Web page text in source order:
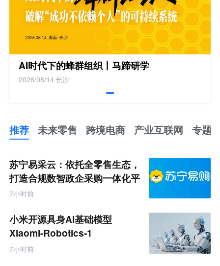
AI时代下的蜂群组织丨马蹄研学
2026/08/14长沙
推荐 未来零售 跨境电商 产业互联网 专题
未
来
零
售
跨
境
商
产
业
互
联
网
苏宁易采云：依托全零售生态，
打造合规数智政企采购一体化平
台
7小时前
小米开源具身AI基础模型
Xiaomi-Robotics-1
7小时前